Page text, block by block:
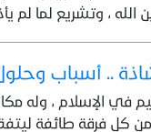
، وتشريع لما لم
.. أسباب وحلول
في الإسلام ، وله
من كل فرقة طائفة